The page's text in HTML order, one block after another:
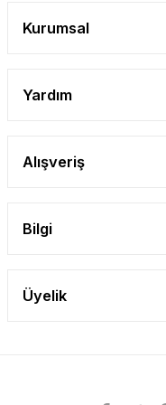
Kurumsal
Yardım
Alışveriş
Bilgi
Üyelik